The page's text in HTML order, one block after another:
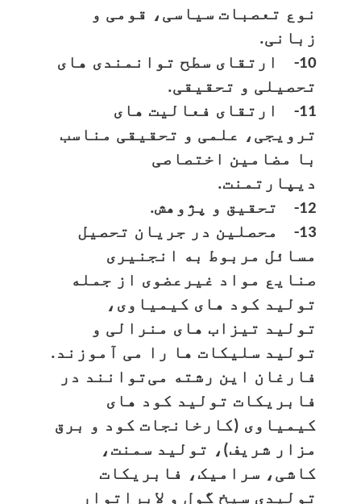
نوع تعصبات سیاسی، قومی و
زبانی.
10- ارتقای سطح توانمندی های
تحصیلی و تحقیقی.
11- ارتقای فعالیت های
ترویجی، علمی و تحقیقی مناسب
با مضامین اختصاصی
دیپارتمنت.
12- تحقیق و پژوهش.
13- محصلین در جریان تحصیل
مسائل مربوط به انجنیری
صنایع مواد غیرعضوی از جمله
تولید کود های کیمیاوی،
تولید تیزاب های منرالی و
تولید سلیکات ها را می آموزند.
فارغان این رشته می‌توانند در
فابریکات تولید کود های
کیمیاوی (کارخانجات کود و برق
مزار شریف)، تولید سمنت،
کاشی، سرامیک، فابریکات
تولیدی سیخ گول و لابراتوار